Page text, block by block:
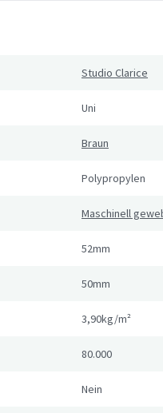
Studio Clarice
Uni
Braun
Polypropylen
Maschinell
52mm
50mm
3,90kg/m²
80.000
Nein